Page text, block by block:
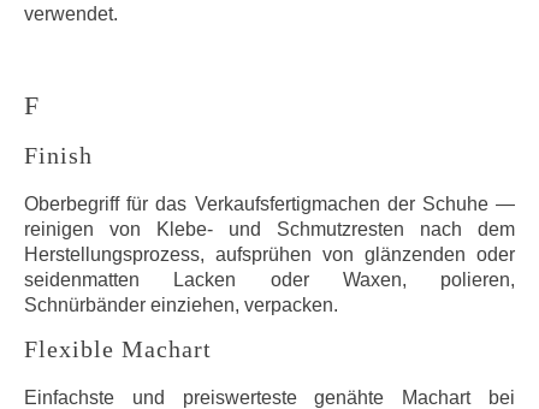
verwendet.
F
Finish
Oberbegriff für das Verkaufsfertigmachen der Schuhe —
reinigen von Klebe- und Schmutzresten nach dem
Herstellungsprozess, aufsprühen von glänzenden oder
seidenmatten Lacken oder Waxen, polieren,
Schnürbänder einziehen, verpacken.
Flexible Machart
Einfachste und preiswerteste genähte Machart bei